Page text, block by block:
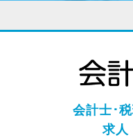
会計士･
求人